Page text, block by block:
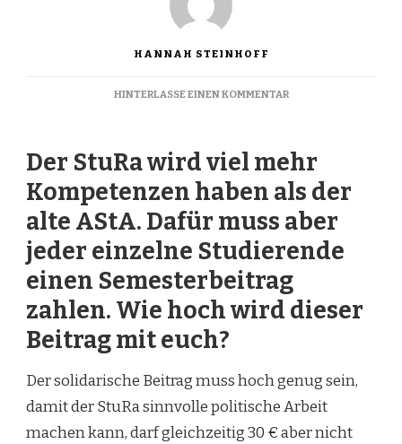
HANNAH STEINHOFF
HINTERLASSE EINEN KOMMENTARZU
WIR
ES
DIR
LEICHTER!
Der StuRa wird viel mehr
Kompetenzen haben als der
alte AStA. Dafür muss aber
jeder einzelne Studierende
einen Semesterbeitrag
zahlen. Wie hoch wird dieser
Beitrag mit euch?
Der solidarische Beitrag muss hoch genug sein,
damit der StuRa sinnvolle politische Arbeit
machen kann, darf gleichzeitig 30 € aber nicht